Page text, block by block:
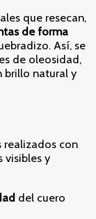
que resecan,
de forma
Así, se
de oleosidad,
brillo natural y
realizados con
visibles y
del cuero